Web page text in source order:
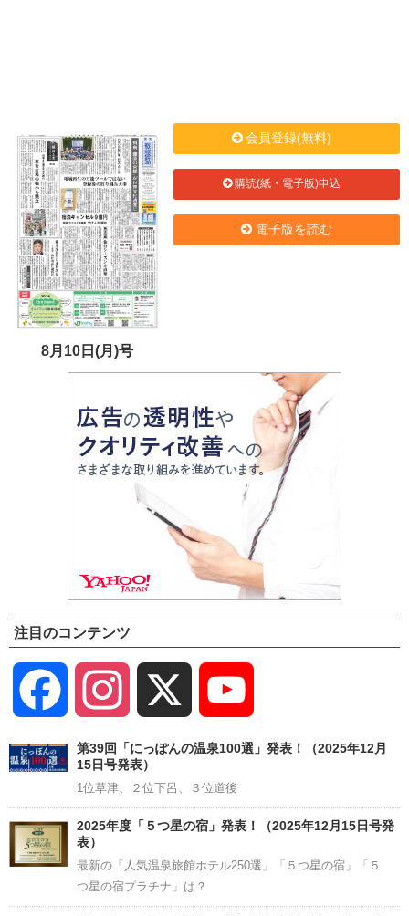
8月10日(月)号
会員登録(無料)
購読(紙・電子版)申込
電子版を読む
注目のコンテンツ
Facebook Instagram
Channel
第39回「にっぽんの温泉100選」発表！（2025年12月
15日号発表）
1位草津、２位下呂、３位道後
2025年度「５つ星の宿」発表！（2025年12月15日号発
表）
最新の「人気温泉旅館ホテル250選」「５つ星の宿」「５
つ星の宿プラチナ」は？